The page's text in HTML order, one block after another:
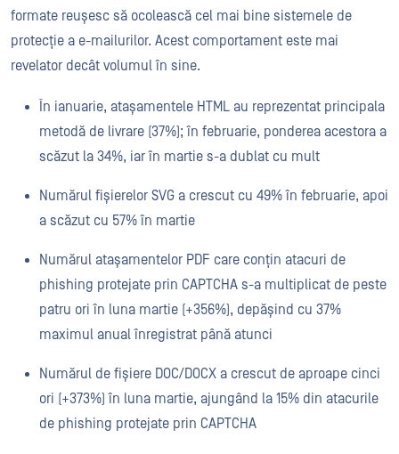
formate reușesc să ocolească cel mai bine sistemele de
protecție a e-mailurilor. Acest comportament este mai
revelator decât volumul în sine.
În ianuarie, atașamentele HTML au reprezentat principala
metodă de livrare (37%); în februarie, ponderea acestora a
scăzut la 34%, iar în martie s-a dublat cu mult
Numărul fișierelor SVG a crescut cu 49% în februarie, apoi
a scăzut cu 57% în martie
Numărul atașamentelor PDF care conțin atacuri de
phishing protejate prin CAPTCHA s-a multiplicat de peste
patru ori în luna martie (+356%), depășind cu 37%
maximul anual înregistrat până atunci
Numărul de fișiere DOC/DOCX a crescut de aproape cinci
ori (+373%) în luna martie, ajungând la 15% din atacurile
de phishing protejate prin CAPTCHA